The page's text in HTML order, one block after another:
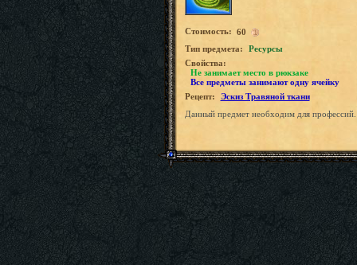
Стоимость: 60
Tип предмета:
Ресурсы
Свойства:
Не занимает место в рюкзаке
Все предметы занимают одну ячейку
Рецепт:
Эскиз Травяной ткани
Данный предмет необходим для профессий.